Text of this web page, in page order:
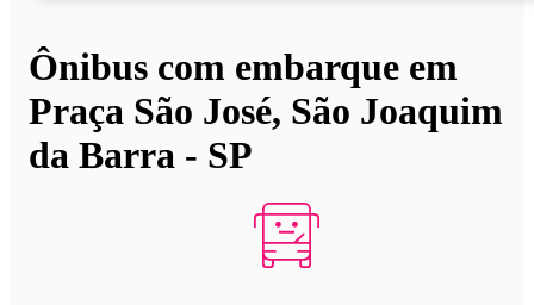
Ônibus com embarque em
Praça São José, São Joaquim
da Barra - SP